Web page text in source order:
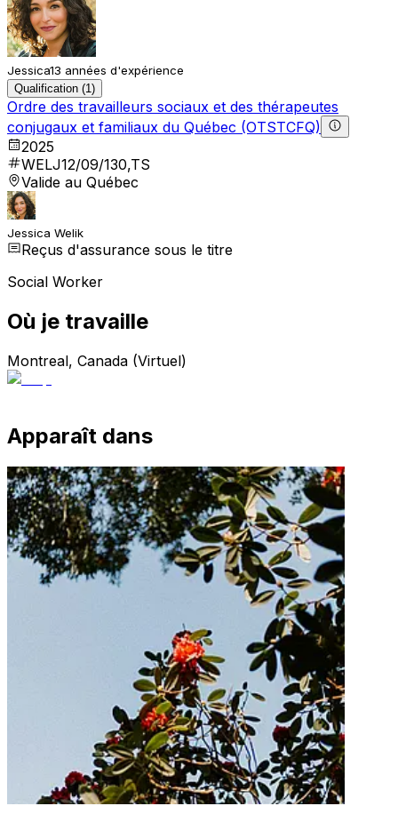
Jessica13 années d'expérience
Qualification (1)
Ordre des travailleurs sociaux et des thérapeutes
conjugaux et familiaux du Québec (OTSTCFQ)
2025
WELJ12/09/130,TS
Valide au Québec
Jessica Welik
Reçus d'assurance sous le titre
Social Worker
Où je travaille
Montreal, Canada (Virtuel)
Apparaît dans